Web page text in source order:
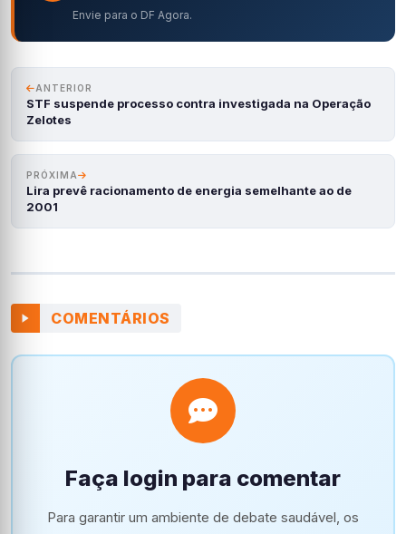
Envie para o DF Agora.
ANTERIOR
STF suspende processo contra investigada na Operação
Zelotes
PRÓXIMA
Lira prevê racionamento de energia semelhante ao de
2001
COMENTÁRIOS
Faça login para comentar
Para garantir um ambiente de debate saudável, os